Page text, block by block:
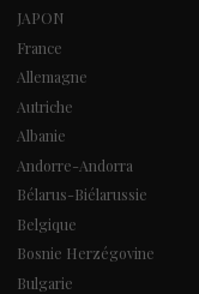
JAPON
France
Allemagne
Autriche
Albanie
Andorre-Andorra
Bélarus-Biélarussie
Belgique
Bosnie Herzégovine
Bulgarie